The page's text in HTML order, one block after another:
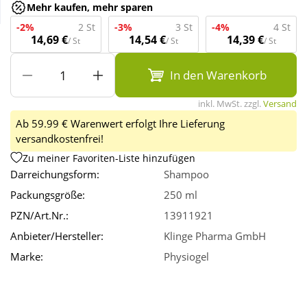
Wellness
Mehr kaufen, mehr sparen
-2%
2 St
14,69 €/ St
-3% 3 St
14,54 €/ St
-4% 4 St
14,39 €/ St
In den Warenkorb
inkl. MwSt. zzgl.Versand
Ab 59.99 € Warenwert erfolgt Ihre Lieferung
versandkostenfrei!
Zu meiner Favoriten-Liste hinzufügen
Darreichungsform:
Shampoo
Packungsgröße:
250 ml
PZN/Art.Nr.:
13911921
Anbieter/Hersteller:
Klinge Pharma GmbH
Marke:
Physiogel